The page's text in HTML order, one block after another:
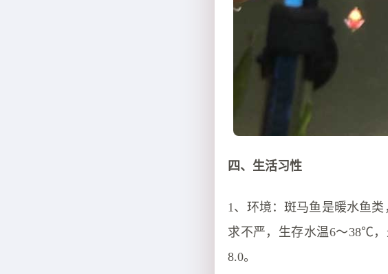
四、生活习性
1、环境：斑马鱼是暖水鱼
求不严，生存水温6～38℃
8.0。